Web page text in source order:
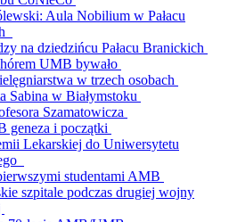
Aula Nobilium w Pałacu
na dziedzińcu Pałacu Branickich
UMB bywało
w trzech osobach
Sabina w Białymstoku
Szamatowicza
geneza i początki
Lekarskiej do Uniwersytetu
studentami AMB
szpitale podczas drugiej wojny